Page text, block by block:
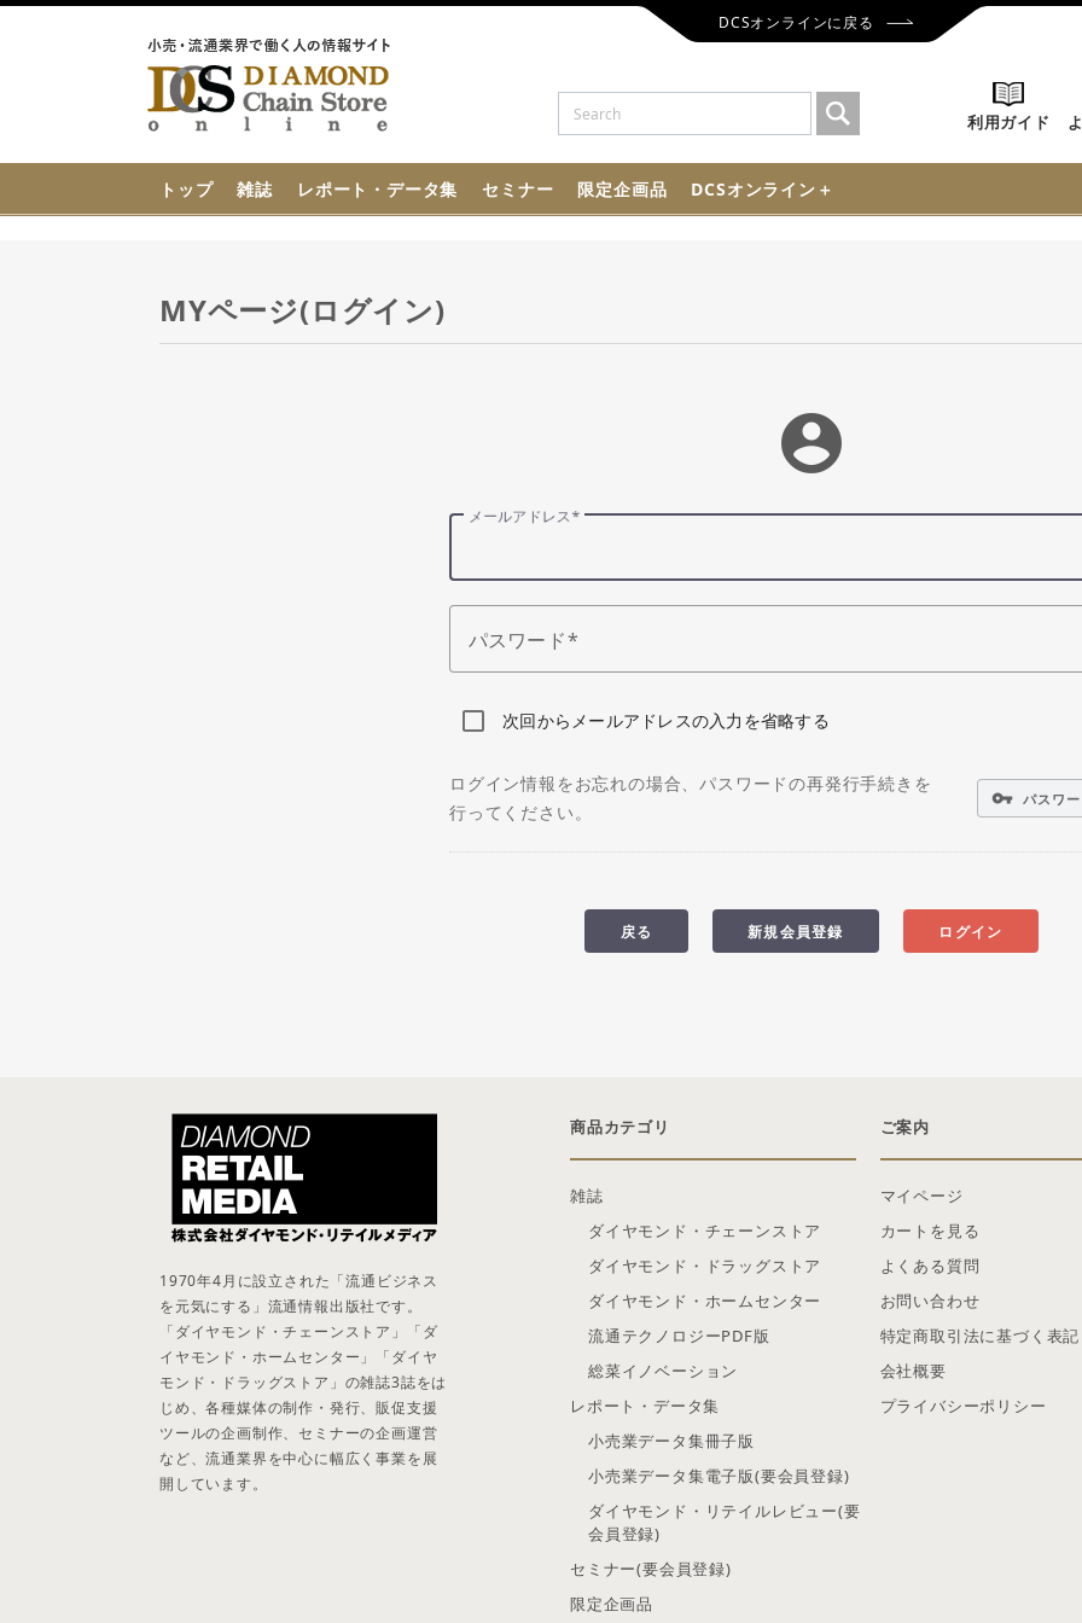
DCSオンラインに戻る
利用ガイド
トップ 雑誌 レポート・データ集 セミナー 限定企画品 DCSオンライン＋
MYページ(ログイン)
account_circle
メールアドレス
パスワード
次回からメールアドレスの入力を省略する
ログイン情報をお忘れの場合、パスワードの再発行手続きを
行ってください。
vpn_key パスワ
ログイン
新規会員登録
戻る
商品カテゴリ
雑誌
ダイヤモンド・チェーンストア
ダイヤモンド・ドラッグストア
ダイヤモンド・ホームセンター
流通テクノロジーPDF版
総菜イノベーション
レポート・データ集
小売業データ集冊子版
小売業データ集電子版(要会員登録)
ダイヤモンド・リテイルレビュー(要
会員登録)
セミナー(要会員登録)
限定企画品
ご案内
マイページ
カートを見る
よくある質問
お問い合わせ
特定商取引法に基づく表記
会社概要
プライバシーポリシー
1970年4月に設立された「流通ビジネス
を元気にする」流通情報出版社です。
「ダイヤモンド・チェーンストア」「ダ
イヤモンド・ホームセンター」「ダイヤ
モンド・ドラッグストア」の雑誌3誌をは
じめ、各種媒体の制作・発行、販促支援
ツールの企画制作、セミナーの企画運営
など、流通業界を中心に幅広く事業を展
開しています。